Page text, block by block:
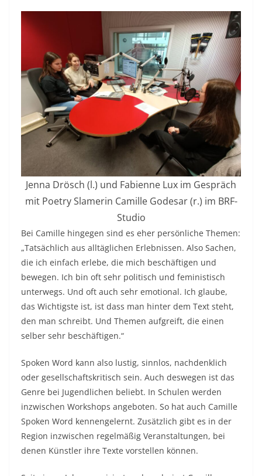
Jenna Drösch (l.) und Fabienne Lux im Gespräch
mit Poetry Slamerin Camille Godesar (r.) im BRF-
Studio
Bei Camille hingegen sind es eher persönliche Themen:
„Tatsächlich aus alltäglichen Erlebnissen. Also Sachen,
die ich einfach erlebe, die mich beschäftigen und
bewegen. Ich bin oft sehr politisch und feministisch
unterwegs. Und oft auch sehr emotional. Ich glaube,
das Wichtigste ist, ist dass man hinter dem Text steht,
den man schreibt. Und Themen aufgreift, die einen
selber sehr beschäftigen.“
Spoken Word kann also lustig, sinnlos, nachdenklich
oder gesellschaftskritisch sein. Auch deswegen ist das
Genre bei Jugendlichen beliebt. In Schulen werden
inzwischen Workshops angeboten. So hat auch Camille
Spoken Word kennengelernt. Zusätzlich gibt es in der
Region inzwischen regelmäßig Veranstaltungen, bei
denen Künstler ihre Texte vorstellen können.